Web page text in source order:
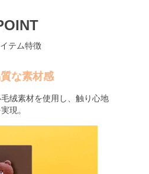
テム特徴
な素材感
绒素材を使用し、触り心地
現。